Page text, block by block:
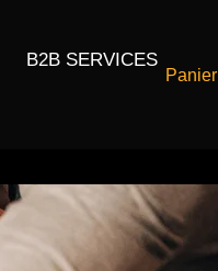
B2B SERVICES
Panier